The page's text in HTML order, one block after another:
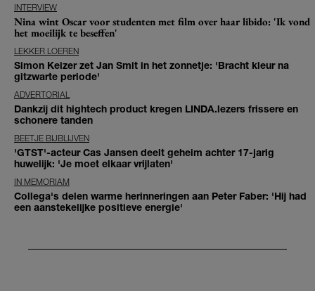
INTERVIEW
Nina wint Oscar voor studenten met film over haar libido: 'Ik vond
het moeilijk te beseffen'
LEKKER LOEREN
Simon Keizer zet Jan Smit in het zonnetje: 'Bracht kleur na
gitzwarte periode'
ADVERTORIAL
Dankzij dit hightech product kregen LINDA.lezers frissere en
schonere tanden
BEETJE BIJBLIJVEN
'GTST'-acteur Cas Jansen deelt geheim achter 17-jarig
huwelijk: 'Je moet elkaar vrijlaten'
IN MEMORIAM
Collega's delen warme herinneringen aan Peter Faber: 'Hij had
een aanstekelijke positieve energie'